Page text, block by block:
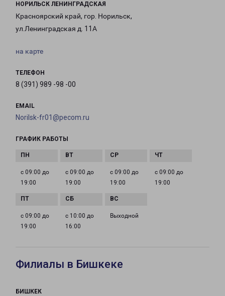
НОРИЛЬСК ЛЕНИНГРАДСКАЯ
Красноярский край, гор. Норильск,
ул.Ленинградская д. 11А
на карте
ТЕЛЕФОН
8 (391) 989 -98 -00
EMAIL
Norilsk-fr01@pecom.ru
ГРАФИК РАБОТЫ
с 09:00 до
19:00
с 09:00 до
19:00
с 09:00 до
19:00
с 09:00 до
19:00
с 09:00 до
19:00
с 10:00 до
16:00
Выходной
Филиалы в Бишкеке
БИШКЕК